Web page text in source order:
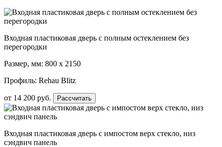
Входная пластиковая дверь с полным остеклением без
перегородки
Размер, мм: 800 х 2150
Профиль: Rehau Blitz
от 14 200 руб. Рассчитать
Входная пластиковая дверь с импостом верх стекло, низ
сэндвич панель